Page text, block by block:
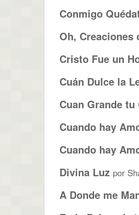
Conmigo
Oh, Creaciones
Cristo Fue un
Cuán Dulce la
Cuan Grande tu
Cuando hay
Cuando hay
Divina Luz por
A Donde me